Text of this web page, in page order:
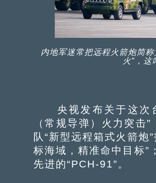
内地军迷常把远程火箭炮简
火”，这
央视发布关于这次台
（常规导弹）火力突击
队“新型远程箱式火箭炮
标海域，精准命中目标”
先进的“PCH-91”。